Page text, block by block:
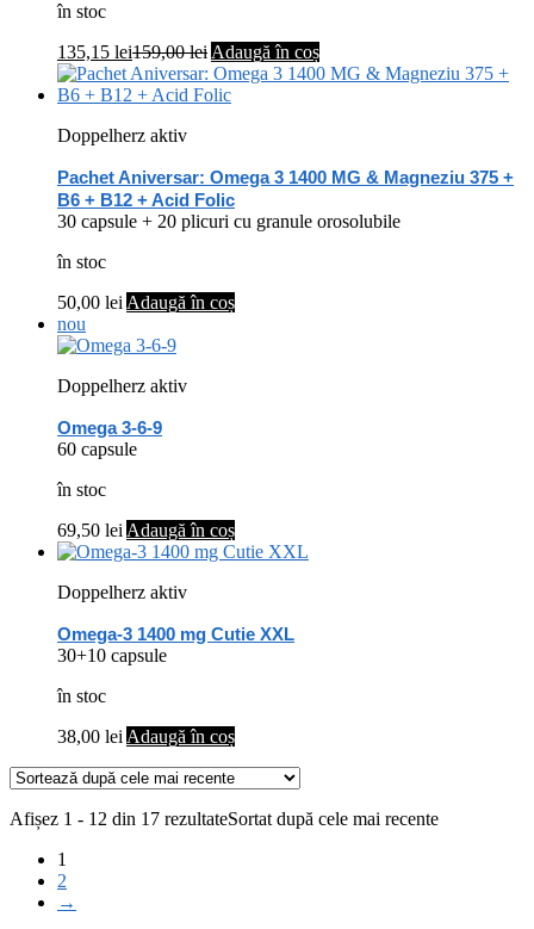
în stoc
135,15 lei159,00lei Adaugă în coș
Doppelherz aktiv
Pachet Aniversar: Omega 3 1400 MG & Magneziu 375 +
B6 + B12 + Acid Folic
30 capsule + 20 plicuri cu granule orosolubile
în stoc
50,00 lei Adaugă în coș
nou
Doppelherz aktiv
Omega 3-6-9
60 capsule
în stoc
69,50 lei Adaugă în coș
Doppelherz aktiv
Omega-3 1400 mg Cutie XXL
30+10 capsule
în stoc
38,00 lei Adaugă în coș
Afișez 1 - 12 din 17 rezultateSortat după cele mai recente
1
2
→